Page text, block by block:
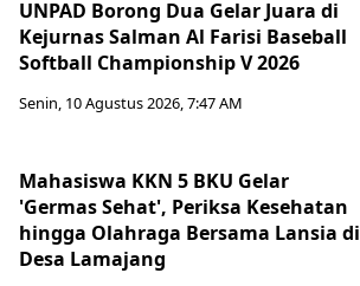
UNPAD Borong Dua Gelar Juara di
Kejurnas Salman Al Farisi Baseball
Softball Championship V 2026
Senin, 10 Agustus 2026, 7:47 AM
Mahasiswa KKN 5 BKU Gelar
'Germas Sehat', Periksa Kesehatan
hingga Olahraga Bersama Lansia di
Desa Lamajang